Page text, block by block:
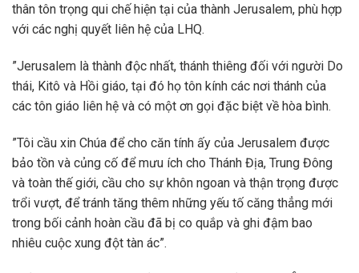
thân tôn trọng qui chế hiện tại của thành Jerusalem, phù hợp
với các nghị quyết liên hệ của LHQ.
”Jerusalem là thành độc nhất, thánh thiêng đối với người Do
thái, Kitô và Hồi giáo, tại đó họ tôn kính các nơi thánh của
các tôn giáo liên hệ và có một ơn gọi đặc biệt về hòa bình.
”Tôi cầu xin Chúa để cho căn tính ấy của Jerusalem được
bảo tồn và củng cố để mưu ích cho Thánh Địa, Trung Đông
và toàn thế giới, cầu cho sự khôn ngoan và thận trọng được
trổi vượt, để tránh tăng thêm những yếu tố căng thẳng mới
trong bối cảnh hoàn cầu đã bị co quắp và ghi đậm bao
nhiêu cuộc xung đột tàn ác”.